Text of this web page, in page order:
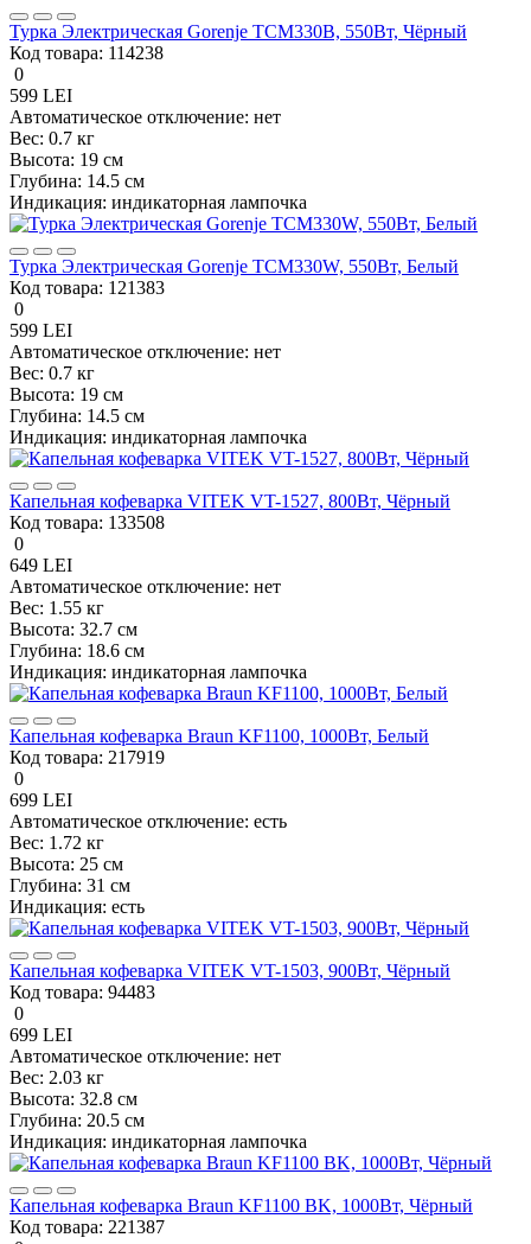
Турка Электрическая Gorenje TCM330B, 550Вт, Чёрный
Код товара: 114238
0
599 LEI
Автоматическое отключение: нет
Вес: 0.7 кг
Высота: 19 см
Глубина: 14.5 см
Индикация: индикаторная лампочка
Турка Электрическая Gorenje TCM330W, 550Вт, Белый
Код товара: 121383
0
599 LEI
Автоматическое отключение: нет
Вес: 0.7 кг
Высота: 19 см
Глубина: 14.5 см
Индикация: индикаторная лампочка
Капельная кофеварка VITEK VT-1527, 800Вт, Чёрный
Код товара: 133508
0
649 LEI
Автоматическое отключение: нет
Вес: 1.55 кг
Высота: 32.7 см
Глубина: 18.6 см
Индикация: индикаторная лампочка
Капельная кофеварка Braun KF1100, 1000Вт, Белый
Код товара: 217919
0
699 LEI
Автоматическое отключение: есть
Вес: 1.72 кг
Высота: 25 см
Глубина: 31 см
Индикация: есть
Капельная кофеварка VITEK VT-1503, 900Вт, Чёрный
Код товара: 94483
0
699 LEI
Автоматическое отключение: нет
Вес: 2.03 кг
Высота: 32.8 см
Глубина: 20.5 см
Индикация: индикаторная лампочка
Капельная кофеварка Braun KF1100 BK, 1000Вт, Чёрный
Код товара: 221387